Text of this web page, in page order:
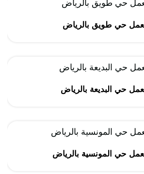
حي طويق بالرياض
حي البديعة بالرياض
حي المونسية بالرياض